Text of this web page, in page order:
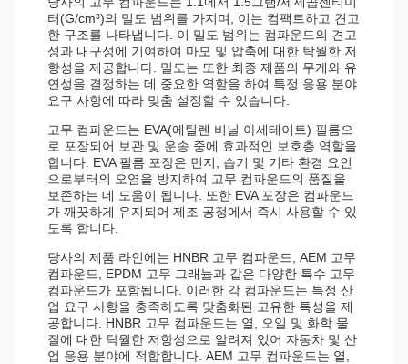
터(G/cm³)의 밀도 범위를 가지며, 이는 컴팩트하고 견고
한 구조를 나타냅니다. 이 밀도 범위는 컴파운드의 견고
성과 내구성에 기여하여 마모 및 압축에 대한 탁월한 저
항성을 제공합니다. 밀도는 또한 최종 제품의 무게와 유
연성을 결정하는 데 중요한 역할을 하여 특정 응용 분야
요구 사항에 따라 맞춤 설정할 수 있습니다.
고무 컴파운드는 EVA(에틸렌 비닐 아세테이트) 필름으
로 포장되어 보관 및 운송 중에 효과적인 보호층 역할을
합니다. EVA 필름 포장은 먼지, 습기 및 기타 환경 요인
으로부터의 오염을 방지하여 고무 컴파운드의 품질을
보존하는 데 도움이 됩니다. 또한 EVA 포장은 컴파운드
가 깨끗하게 유지되어 제조 공정에서 즉시 사용할 수 있
도록 합니다.
당사의 제품 라인에는 HNBR 고무 컴파운드, AEM 고무
컴파운드, EPDM 고무 그래뉼과 같은 다양한 특수 고무
컴파운드가 포함됩니다. 이러한 각 컴파운드는 특정 산
업 요구 사항을 충족하도록 맞춤화된 고유한 특성을 제
공합니다. HNBR 고무 컴파운드는 열, 오일 및 화학 물
질에 대한 탁월한 저항성으로 알려져 있어 자동차 및 산
업 응용 분야에 적합합니다. AEM 고무 컴파운드는 열,